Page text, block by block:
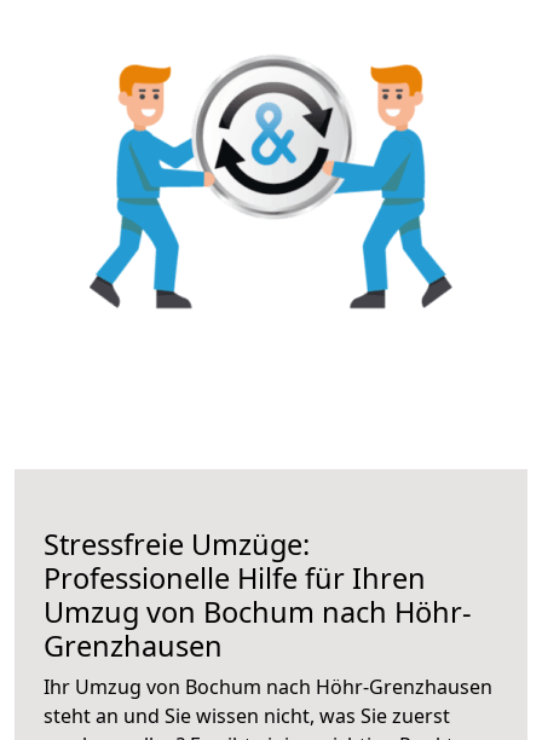
Stressfreie Umzüge:
Professionelle Hilfe für Ihren
Umzug von Bochum nach Höhr-
Grenzhausen
Ihr Umzug von Bochum nach Höhr-Grenzhausen
steht an und Sie wissen nicht, was Sie zuerst